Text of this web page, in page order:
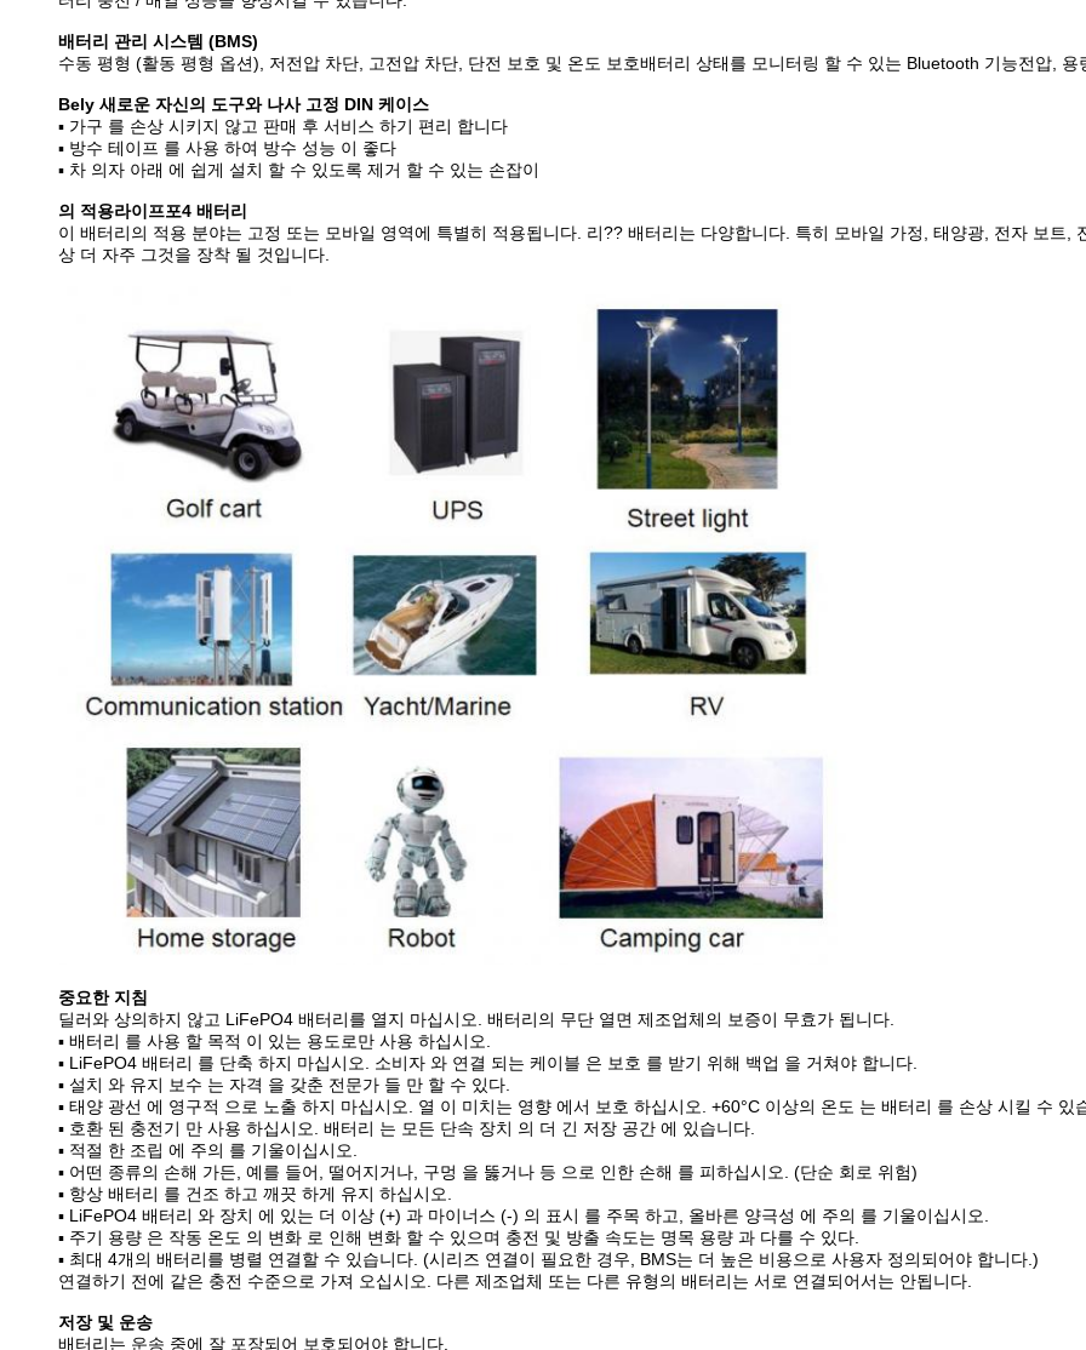
배터리 관리 시스템 (BMS)
수동 평형 (활동 평형 옵션), 저전압 차단, 고전압 차단, 단전 보호 및 온도 보호배터리 상태를 모니터링 할 수 있는 Bluetooth 기능전압, 용
Bely 새로운 자신의 도구와 나사 고정 DIN 케이스
▪ 가구 를 손상 시키지 않고 판매 후 서비스 하기 편리 합니다
▪ 방수 테이프 를 사용 하여 방수 성능 이 좋다
▪ 차 의자 아래 에 쉽게 설치 할 수 있도록 제거 할 수 있는 손잡이
의 적용라이프포4 배터리
이 배터리의 적용 분야는 고정 또는 모바일 영역에 특별히 적용됩니다. 리?? 배터리는 다양합니다. 특히 모바일 가정, 태양광, 전자 보트
상 더 자주 그것을 장착 될 것입니다.
중요한 지침
딜러와 상의하지 않고 LiFePO4 배터리를 열지 마십시오. 배터리의 무단 열면 제조업체의 보증이 무효가 됩니다.
▪ 배터리 를 사용 할 목적 이 있는 용도로만 사용 하십시오.
▪ LiFePO4 배터리 를 단축 하지 마십시오. 소비자 와 연결 되는 케이블 은 보호 를 받기 위해 백업 을 거쳐야 합니다.
▪ 설치 와 유지 보수 는 자격 을 갖춘 전문가 들 만 할 수 있다.
▪ 태양 광선 에 영구적 으로 노출 하지 마십시오. 열 이 미치는 영향 에서 보호 하십시오. +60°C 이상의 온도 는 배터리 를 손상 시킬 수 있
▪ 호환 된 충전기 만 사용 하십시오. 배터리 는 모든 단속 장치 의 더 긴 저장 공간 에 있습니다.
▪ 적절 한 조립 에 주의 를 기울이십시오.
▪ 어떤 종류의 손해 가든, 예를 들어, 떨어지거나, 구멍 을 뚫거나 등 으로 인한 손해 를 피하십시오. (단순 회로 위험)
▪ 항상 배터리 를 건조 하고 깨끗 하게 유지 하십시오.
▪ LiFePO4 배터리 와 장치 에 있는 더 이상 (+) 과 마이너스 (-) 의 표시 를 주목 하고, 올바른 양극성 에 주의 를 기울이십시오.
▪ 주기 용량 은 작동 온도 의 변화 로 인해 변화 할 수 있으며 충전 및 방출 속도는 명목 용량 과 다를 수 있다.
▪ 최대 4개의 배터리를 병렬 연결할 수 있습니다. (시리즈 연결이 필요한 경우, BMS는 더 높은 비용으로 사용자 정의되어야 합니다.)
연결하기 전에 같은 충전 수준으로 가져 오십시오. 다른 제조업체 또는 다른 유형의 배터리는 서로 연결되어서는 안됩니다.
저장 및 운송
배터리는 운송 중에 잘 포장되어 보호되어야 합니다.